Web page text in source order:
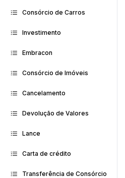
Consórcio de Carros
Investimento
Embracon
Consórcio de Imóveis
Cancelamento
Devolução de Valores
Lance
Carta de crédito
Transferência de Consórcio